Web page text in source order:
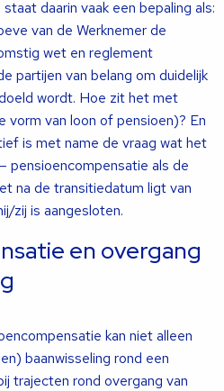
daarin vaak een bepaling als:
van de Werknemer de
wet en reglement
partijen van belang om duidelijk
wordt. Hoe zit het met
vorm van loon of pensioen)? En
is met name de vraag wat het
pensioencompensatie als de
na de transitiedatum ligt van
zij is aangesloten.
en overgang
kan niet alleen
baanwisseling rond een
trajecten rond overgang van